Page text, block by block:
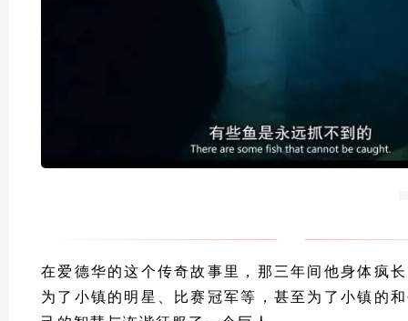
在爱德华的这个传奇故事里，那三年间他身体疯
为了小镇的明星、比赛冠军等，甚至为了小镇的